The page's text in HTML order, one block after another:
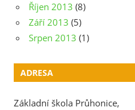
Říjen 2013 (8)
Září 2013 (5)
Srpen 2013 (1)
ADRESA
Základní škola Průhonice,